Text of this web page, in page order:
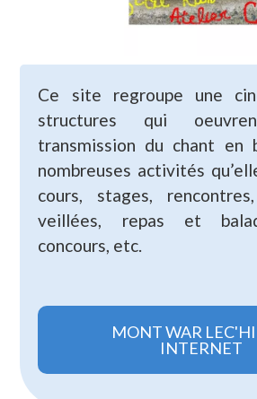
Ce site regroupe une
structures qui
transmission du chant en
nombreuses activités
cours, stages,
veillées, repas et
concours, etc.
MONT WAR
INTERNET